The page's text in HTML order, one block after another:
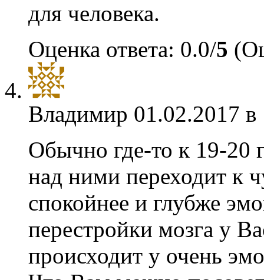
для человека.
Оценка ответа: 0.0/5
Владимир 01.02.2017
Обычно где-то к 19-20
над ними переходит к
спокойнее и глубже
перестройки мозга у
происходит у очень